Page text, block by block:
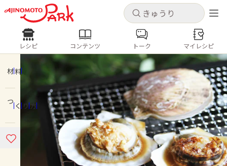
キャンセル
ログインするとレシピを保存できます
ログイン 新規登録
ホーム
コンテンツ
キャンセル
レシピ コンテンツ
人気の食材・レシピ
きゅうり なす トマト
とうもろこし
ピーマン
みょうが ゴーヤ
レシピ コンテンツ トーク マイレシピ
材料
つくり方